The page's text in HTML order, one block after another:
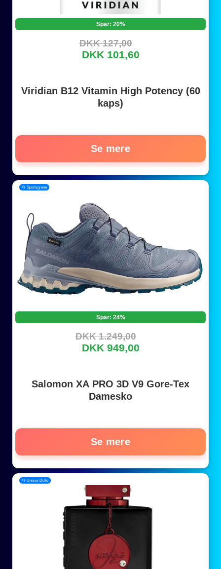
Spar: 20%
DKK 127,00
DKK 101,60
Viridian B12 Vitamin High Potency (60
kaps)
Se mere
📂 Sportsgrene
Spar: 24%
DKK 1.249,00
DKK 949,00
Salomon XA PRO 3D V9 Gore-Tex
Damesko
Se mere
📂 Unisex Dufte